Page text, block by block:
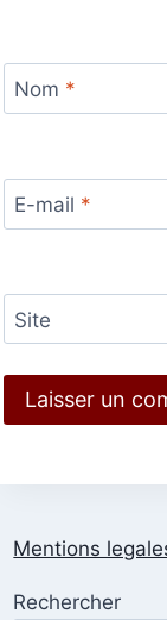
Nom *
E-mail *
Site
Mentions
Rechercher